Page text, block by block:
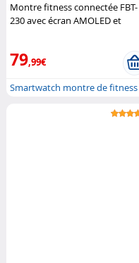
Montre fitness connectée FBT-
230 avec écran AMOLED et
79,99€
Smartwatch montre de fitness